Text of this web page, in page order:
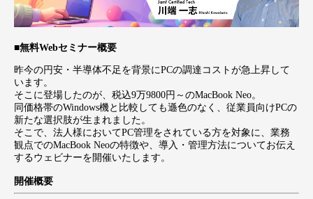
■無料Webセミナー概要
昨今の円安・半導体不足を背景にPCの調達コストが急上昇して
います。
そこに登場したのが、税込9万9800円～のMacBook Neo。
同価格帯のWindows機と比較しても遜色のなく、従業員向けPCの
新たな選択肢が生まれました。
そこで、法人様においてPC管理をされている方を対象に、業務
観点でのMacBook Neoの特徴や、導入・管理方法についてお伝え
するウェビナーを開催いたします。
開催概要